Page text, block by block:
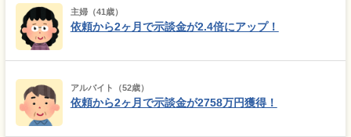
主婦（41歳）
依頼から2ヶ月で示談金が2.4倍にアップ！
アルバイト（52歳）
依頼から2ヶ月で示談金が2758万円獲得！